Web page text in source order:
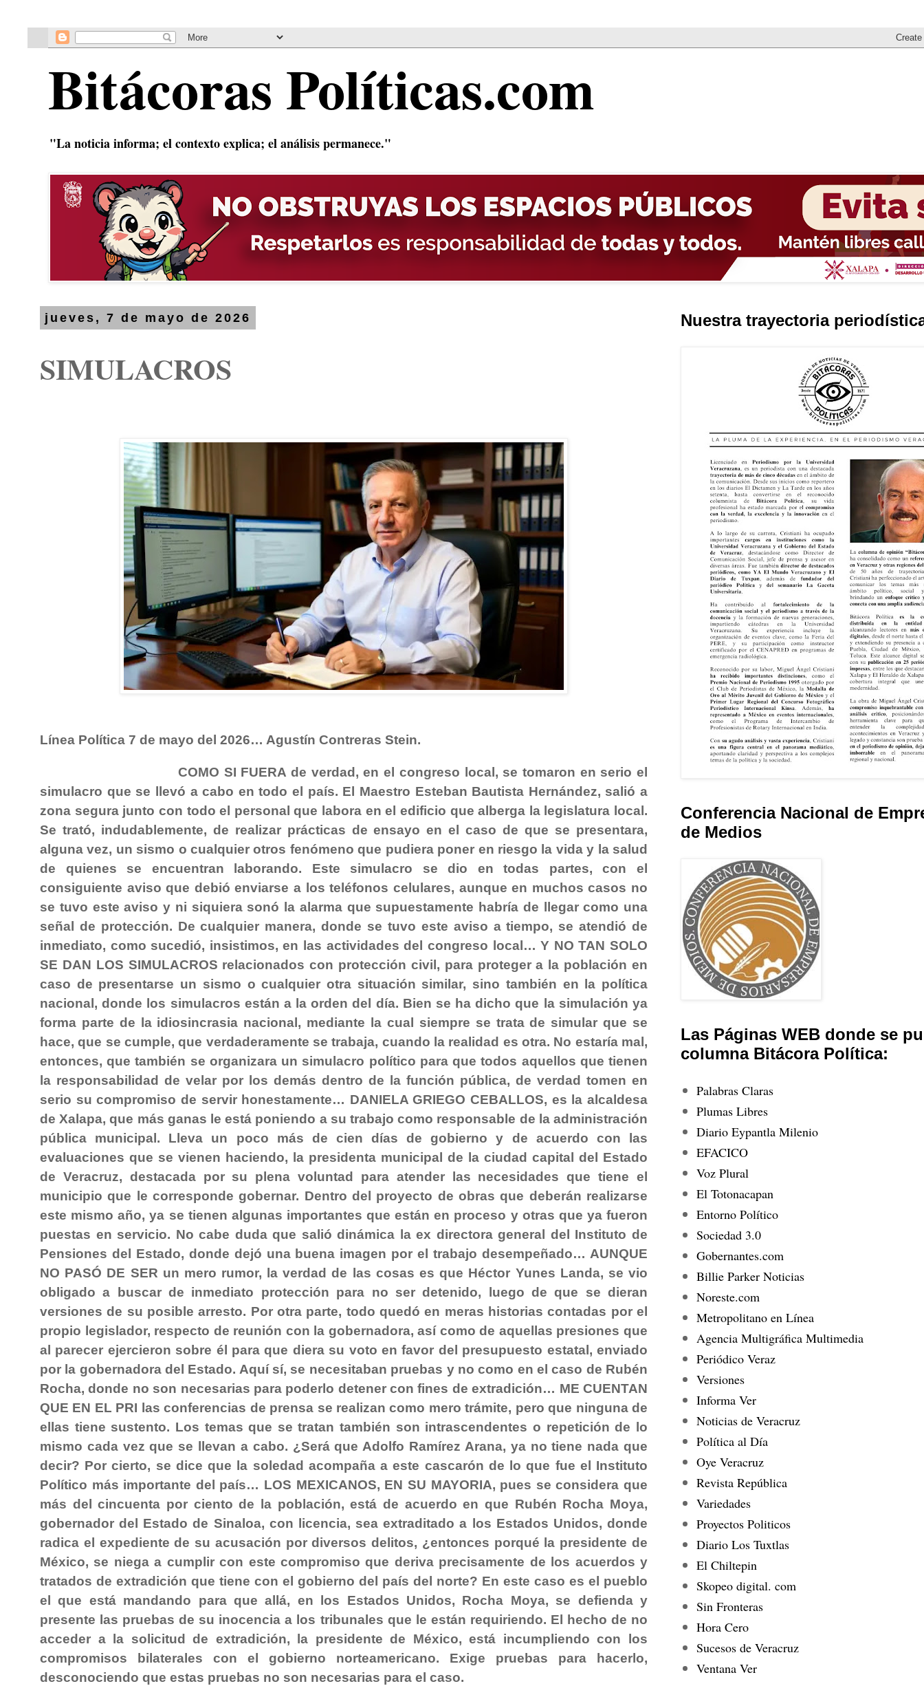
Bitácoras Políticas.com
"La noticia informa; el contexto explica; el análisis permanece."
jueves, 7 de mayo de 2026
SIMULACROS
Línea Política 7 de mayo del 2026… Agustín Contreras Stein.
COMO SI FUERA de verdad, en el congreso local, se tomaron en serio el
simulacro que se llevó a cabo en todo el país. El Maestro Esteban Bautista Hernández, salió a
zona segura junto con todo el personal que labora en el edificio que alberga la legislatura local.
Se trató, indudablemente, de realizar prácticas de ensayo en el caso de que se presentara,
alguna vez, un sismo o cualquier otros fenómeno que pudiera poner en riesgo la vida y la salud
de quienes se encuentran laborando. Este simulacro se dio en todas partes, con el
consiguiente aviso que debió enviarse a los teléfonos celulares, aunque en muchos casos no
se tuvo este aviso y ni siquiera sonó la alarma que supuestamente habría de llegar como una
señal de protección. De cualquier manera, donde se tuvo este aviso a tiempo, se atendió de
inmediato, como sucedió, insistimos, en las actividades del congreso local… Y NO TAN SOLO
SE DAN LOS SIMULACROS relacionados con protección civil, para proteger a la población en
caso de presentarse un sismo o cualquier otra situación similar, sino también en la política
nacional, donde los simulacros están a la orden del día. Bien se ha dicho que la simulación ya
forma parte de la idiosincrasia nacional, mediante la cual siempre se trata de simular que se
hace, que se cumple, que verdaderamente se trabaja, cuando la realidad es otra. No estaría mal,
entonces, que también se organizara un simulacro político para que todos aquellos que tienen
la responsabilidad de velar por los demás dentro de la función pública, de verdad tomen en
serio su compromiso de servir honestamente… DANIELA GRIEGO CEBALLOS, es la alcaldesa
de Xalapa, que más ganas le está poniendo a su trabajo como responsable de la administración
pública municipal. Lleva un poco más de cien días de gobierno y de acuerdo con las
evaluaciones que se vienen haciendo, la presidenta municipal de la ciudad capital del Estado
de Veracruz, destacada por su plena voluntad para atender las necesidades que tiene el
municipio que le corresponde gobernar. Dentro del proyecto de obras que deberán realizarse
este mismo año, ya se tienen algunas importantes que están en proceso y otras que ya fueron
puestas en servicio. No cabe duda que salió dinámica la ex directora general del Instituto de
Pensiones del Estado, donde dejó una buena imagen por el trabajo desempeñado… AUNQUE
NO PASÓ DE SER un mero rumor, la verdad de las cosas es que Héctor Yunes Landa, se vio
obligado a buscar de inmediato protección para no ser detenido, luego de que se dieran
versiones de su posible arresto. Por otra parte, todo quedó en meras historias contadas por el
propio legislador, respecto de reunión con la gobernadora, así como de aquellas presiones que
al parecer ejercieron sobre él para que diera su voto en favor del presupuesto estatal, enviado
por la gobernadora del Estado. Aquí sí, se necesitaban pruebas y no como en el caso de Rubén
Rocha, donde no son necesarias para poderlo detener con fines de extradición… ME CUENTAN
QUE EN EL PRI las conferencias de prensa se realizan como mero trámite, pero que ninguna de
ellas tiene sustento. Los temas que se tratan también son intrascendentes o repetición de lo
mismo cada vez que se llevan a cabo. ¿Será que Adolfo Ramírez Arana, ya no tiene nada que
decir? Por cierto, se dice que la soledad acompaña a este cascarón de lo que fue el Instituto
Político más importante del país… LOS MEXICANOS, EN SU MAYORIA, pues se considera que
más del cincuenta por ciento de la población, está de acuerdo en que Rubén Rocha Moya,
gobernador del Estado de Sinaloa, con licencia, sea extraditado a los Estados Unidos, donde
radica el expediente de su acusación por diversos delitos, ¿entonces porqué la presidente de
México, se niega a cumplir con este compromiso que deriva precisamente de los acuerdos y
tratados de extradición que tiene con el gobierno del país del norte? En este caso es el pueblo
el que está mandando para que allá, en los Estados Unidos, Rocha Moya, se defienda y
presente las pruebas de su inocencia a los tribunales que le están requiriendo. El hecho de no
acceder a la solicitud de extradición, la presidente de México, está incumpliendo con los
compromisos bilaterales con el gobierno norteamericano. Exige pruebas para hacerlo,
desconociendo que estas pruebas no son necesarias para el caso.
Nuestra trayectoria
Conferencia Nacional de
de Medios
Las Páginas WEB donde se
columna Bitácora Política:
Palabras Claras
Plumas Libres
Diario Eypantla Milenio
EFACICO
Voz Plural
El Totonacapan
Entorno Político
Sociedad 3.0
Gobernantes.com
Billie Parker Noticias
Noreste.com
Metropolitano en Línea
Agencia Multigráfica Multimedia
Periódico Veraz
Versiones
Informa Ver
Noticias de Veracruz
Política al Día
Oye Veracruz
Revista República
Variedades
Proyectos Politicos
Diario Los Tuxtlas
El Chiltepin
Skopeo digital. com
Sin Fronteras
Hora Cero
Sucesos de Veracruz
Ventana Ver